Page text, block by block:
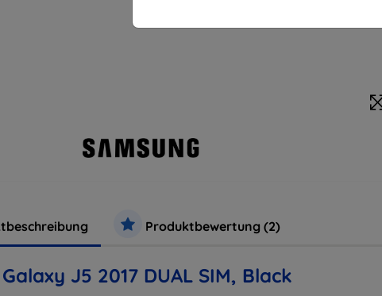
Produktbewertung (2)
J5 2017 DUAL SIM, Black